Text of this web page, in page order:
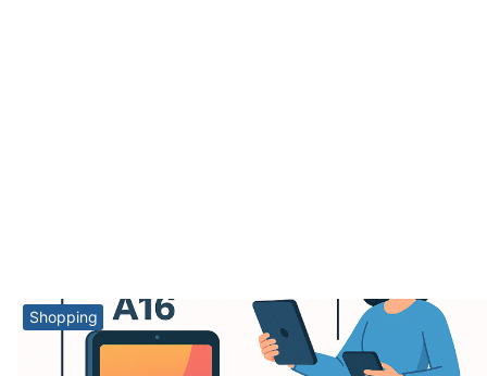
Shopping